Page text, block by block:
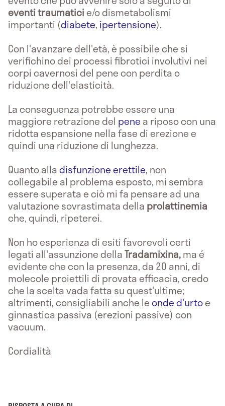
eventi traumaticie/o dismetabolismi
importanti (diabete, ipertensione).
Con l'avanzare dell'età, è possibile che si
verifichino dei processi fibrotici involutivi nei
corpi cavernosi del pene con perdita o
riduzione dell'elasticità.
La conseguenza potrebbe essere una
maggiore retrazione del pene a riposo con una
ridotta espansione nella fase di erezione e
quindi una riduzione di lunghezza.
Quanto alladisfunzione erettile, non
collegabile al problema esposto, mi sembra
essere superata e ciò mi fa pensare ad una
valutazione sovrastimata della prolattinemia
che, quindi, ripeterei.
Non ho esperienza di esiti favorevoli certi
legati all'assunzione dellaTradamixina,ma é
evidente che con la presenza, da 20 anni, di
molecole proiettili di provata efficacia, credo
che la scelta vada fatta su quest'ultime;
altrimenti, consigliabili anche leonde d'urtoe
ginnastica passiva (erezioni passive) con
vacuum.
Cordialità